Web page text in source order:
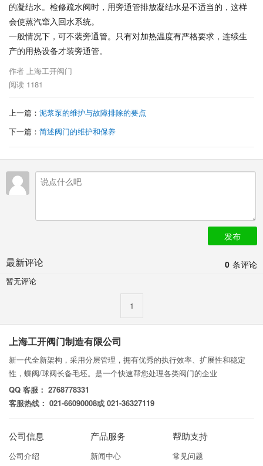
的凝结水。检修疏水阀时，用旁通管排放凝结水是不适当的，这样
会使蒸汽窜入回水系统。
一般情况下，可不装旁通管。只有对加热温度有严格要求，连续生
产的用热设备才装旁通管。
作者 上海工开阀门
阅读 1181
上一篇： 泥浆泵的维护与故障排除的要点
下一篇： 简述阀门的维护和保养
发布
0 条评论
最新评论
暂无评论
1
上海工开阀门制造有限公司
新一代全新架构，采用分层管理，拥有优秀的执行效率、扩展性和稳定
性，蝶阀/球阀长备毛坯。是一个快速帮您处理各类阀门的企业
QQ 客服： 2768778331
客服热线： 021-66090008或 021-36327119
公司信息
公司介绍
产品服务
新闻中心
帮助支持
常见问题